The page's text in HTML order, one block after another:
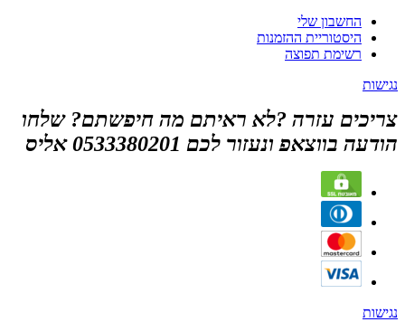
החשבון שלי
היסטוריית ההזמנות
רשימת תפוצה
נגישות
צריכים עזרה ?לא ראיתם מה חיפשתם? שלחו
הודעה בווצאפ ונעזור לכם 0533380201 אליס
נגישות